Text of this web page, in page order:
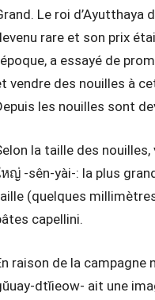
Le roi d’Ayutthaya
rare et son prix
a essayé de
vendre des nouilles à
les nouilles sont
la taille des
ญ่ -sên-yài-: la plus
(quelques
capellini.
raison de la campagne
dtĭieow- ait une